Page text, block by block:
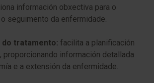
información obxectiva para o
seguimento da enfermidade.
tratamento: facilita a planificación
proporcionando información detallada
e a extensión da enfermidade.